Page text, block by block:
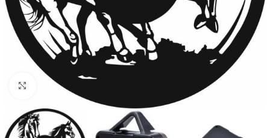
Нажмите, чтобы увеличить